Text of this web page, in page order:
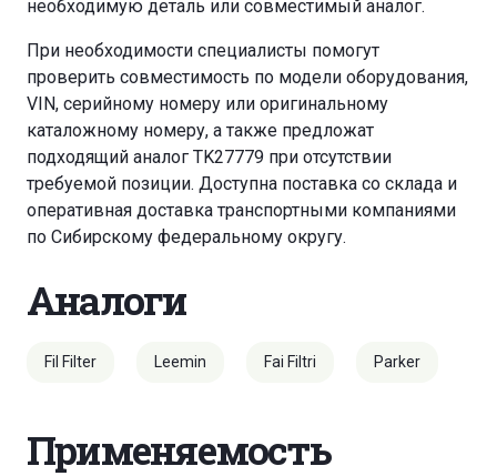
необходимую деталь или совместимый аналог.
При необходимости специалисты помогут
проверить совместимость по модели оборудования,
VIN, серийному номеру или оригинальному
каталожному номеру, а также предложат
подходящий аналог TK27779 при отсутствии
требуемой позиции. Доступна поставка со склада и
оперативная доставка транспортными компаниями
по Сибирскому федеральному округу.
Аналоги
Fil Filter Leemin Fai Filtri Parker
Применяемость